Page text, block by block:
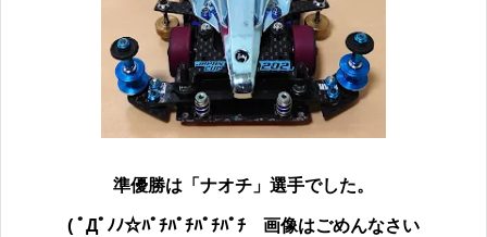
準優勝は「ナオチ」 選手でした。
( ﾟДﾟﾉﾉ☆ﾊﾟﾁﾊﾟﾁﾊﾟﾁﾊﾟﾁ 画像はごめんなさい